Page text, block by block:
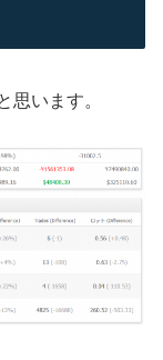
思います。